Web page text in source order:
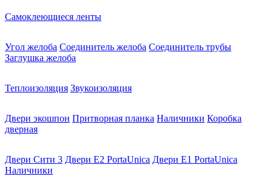
Самоклеющиеся ленты
Угол желоба Соединитель желоба Соединитель трубы
Заглушка желоба
Теплоизоляция Звукоизоляция
Двери экошпон Притворная планка Наличники Коробка
дверная
Двери Сити 3 Двери E2 PortaUnica Двери E1 PortaUnica
Наличники